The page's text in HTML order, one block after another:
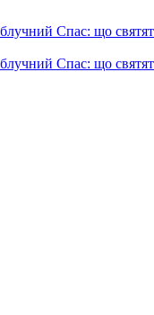
Спас: що
Спас: що